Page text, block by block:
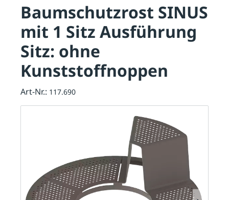
Baumschutzrost SINUS
mit 1 Sitz Ausführung
Sitz: ohne
Kunststoffnoppen
Art-Nr.: 117.690